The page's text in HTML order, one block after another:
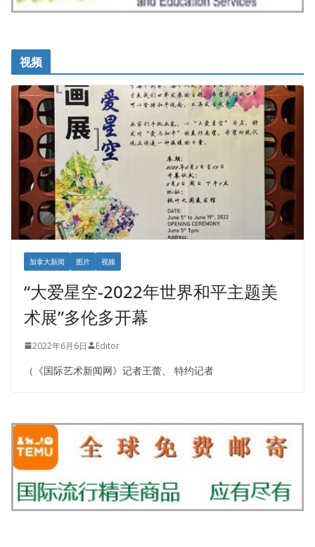
视频
加拿大新闻 图片 视频
“大爱星空-2022年世界和平主题美
术展”多伦多开幕
2022年6月6日 Editor
（《国际艺术新闻网》记者王蕾、 特约记者